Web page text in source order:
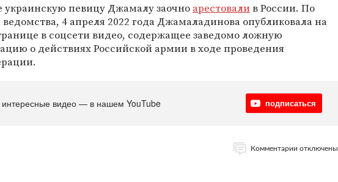
украинскую певицу Джамалу заочно арестовалив России. По
4 апреля 2022 года Джамаладинова опубликовала на
в соцсети видео, содержащее заведомо ложную
о действиях Российской армии в ходе проведения
видео — в нашем YouTube подписаться
Комментарии отключены